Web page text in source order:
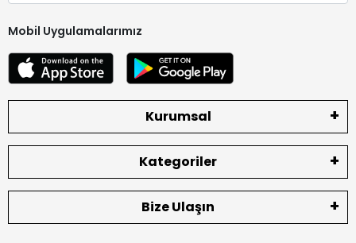
Mobil Uygulamalarımız
Kurumsal
Kategoriler
Bize Ulaşın